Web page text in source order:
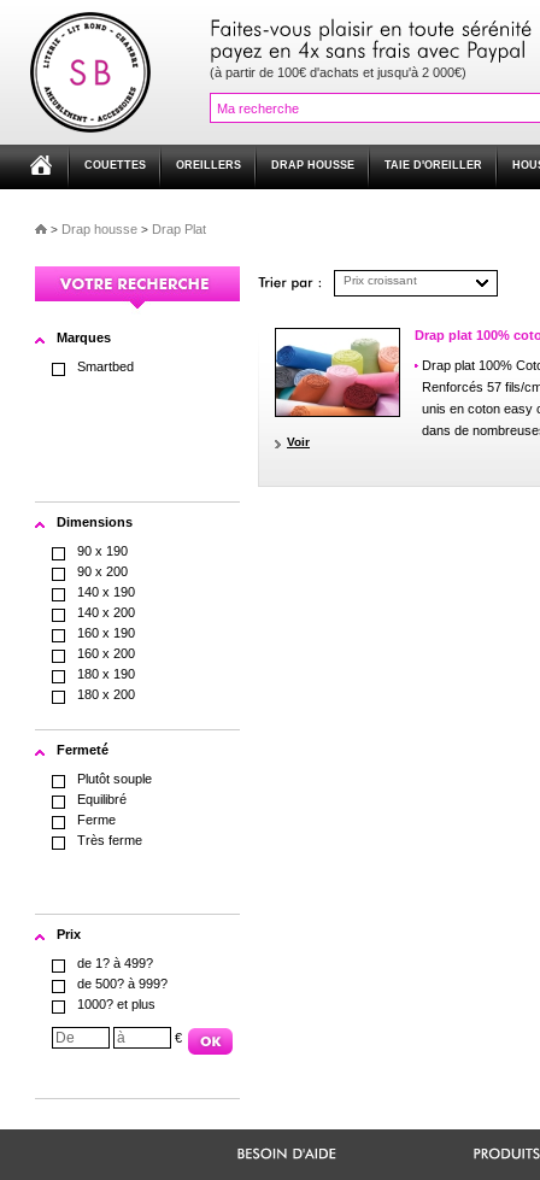
(à partir de 100€ d'achats et jusqu'à 2 000€)
COUETTES OREILLERS DRAP HOUSSE TAIE D'OREILLER
> Drap housse > Drap Plat
Marques
Smartbed
Dimensions
90 x 190
90 x 200
140 x 190
140 x 200
160 x 190
160 x 200
180 x 190
180 x 200
Fermeté
Plutôt souple
Equilibré
Ferme
Très ferme
Prix
de 1? à 499?
de 500? à 999?
1000? et plus
€
Prix croissant
Voir
Drap plat 100%
Drap plat 100%
Renforcés 57 fils/
unis en coton easy
dans de